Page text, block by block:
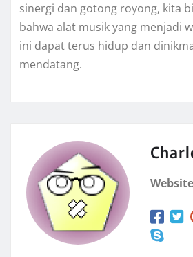
sinergi dan gotong royong, kita
bahwa alat musik yang menjadi
ini dapat terus hidup dan
mendatang.